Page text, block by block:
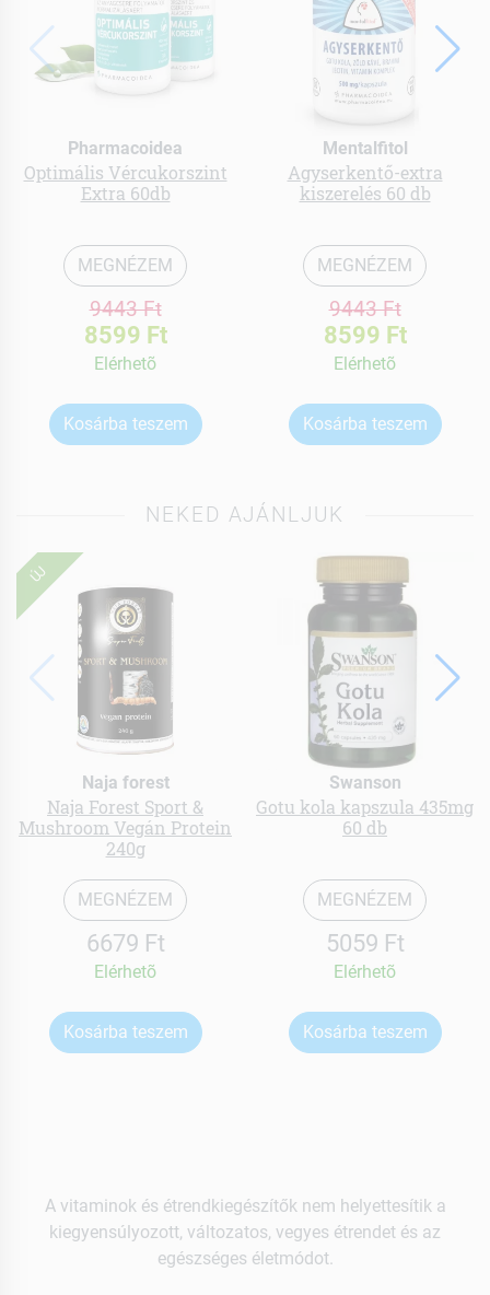
Pharmacoidea
Optimális Vércukorszint
Extra 60db
MEGNÉZEM
9443 Ft
8599 Ft
Elérhetõ
Kosárba teszem
Mentalfitol
Agyserkentő-extra
kiszerelés 60 db
MEGNÉZEM
9443 Ft
8599 Ft
Elérhetõ
Kosárba teszem
NEKED AJÁNLJUK
ÚJ
Naja forest
Naja Forest Sport &
Mushroom Vegán Protein
240g
MEGNÉZEM
6679 Ft
Elérhetõ
Kosárba teszem
Swanson
Gotu kola kapszula 435mg
60 db
MEGNÉZEM
5059 Ft
Elérhetõ
Kosárba teszem
A vitaminok és étrendkiegészítők nem helyettesítik a
kiegyensúlyozott, változatos, vegyes étrendet és az
egészséges életmódot.